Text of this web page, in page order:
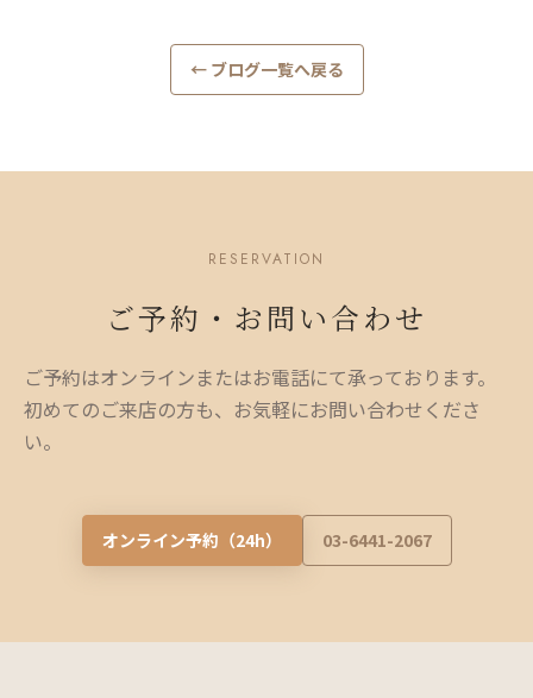
← ブログ一覧へ戻る
RESERVATION
ご予約・お問い合わせ
ご予約はオンラインまたはお電話にて承っております。
初めてのご来店の方も、お気軽にお問い合わせくださ
い。
オンライン予約（24h） 03-6441-2067